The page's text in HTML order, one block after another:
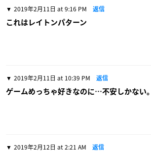
2019年2月11日 at 9:16 PM 返信
これはレイトンパターン
2019年2月11日 at 10:39 PM 返信
ゲームめっちゃ好きなのに…不安しかない。
2019年2月12日 at 2:21 AM 返信